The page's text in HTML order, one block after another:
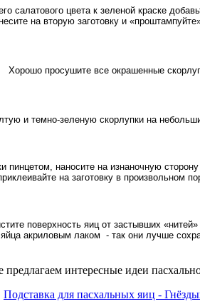
салатового цвета к зеленой краске
на вторую заготовку и
Хорошо просушите все окрашенные
и темно-зеленую скорлупки на
пинцетом, наносите на изнаночную сторону
на заготовку в произвольном
поверхность яиц от застывших
акриловым лаком - так они лучше
предлагаем интересные идеи
Подставка для пасхальных яиц -